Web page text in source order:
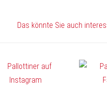
Das könnte Sie auch